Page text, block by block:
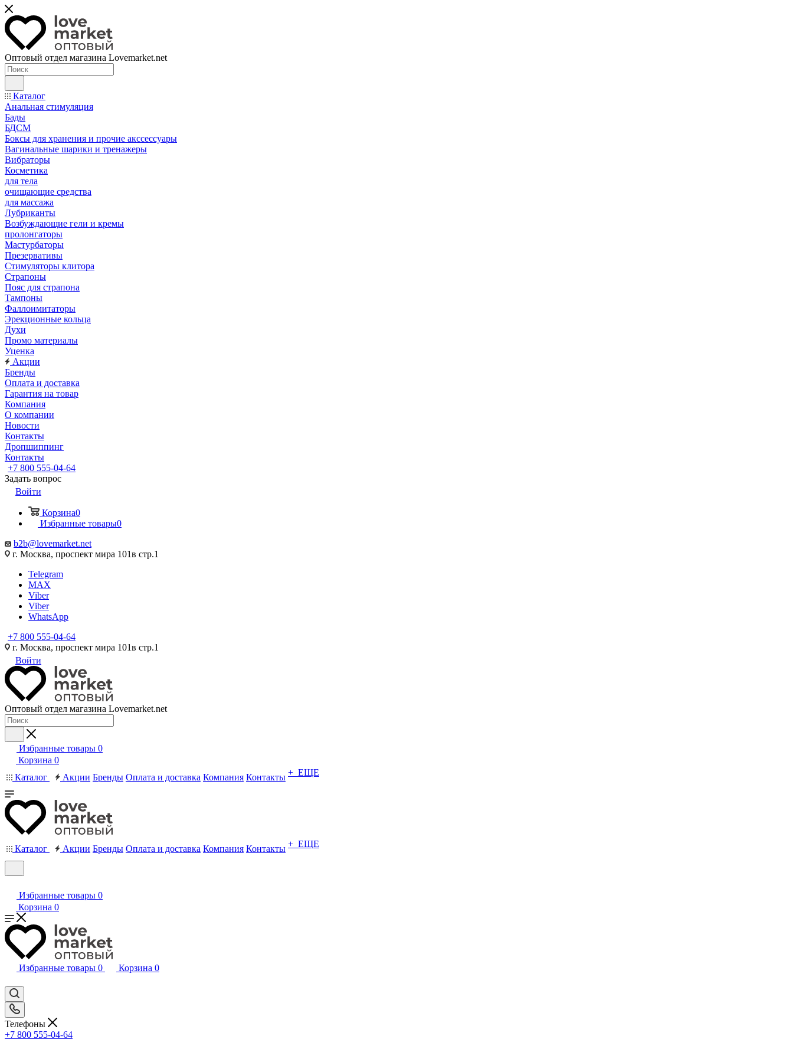
Оптовый отдел магазина Lovemarket.net
Каталог
Анальная стимуляция
Бады
БДСМ
Боксы для хранения и прочие акссессуары
Вагинальные шарики и тренажеры
Вибраторы
Косметика
для тела
очищающие средства
для массажа
Лубриканты
Возбуждающие гели и кремы
пролонгаторы
Мастурбаторы
Презервативы
Стимуляторы клитора
Страпоны
Пояс для страпона
Тампоны
Фаллоимитаторы
Эрекционные кольца
Духи
Промо материалы
Уценка
Акции
Бренды
Оплата и доставка
Гарантия на товар
Компания
О компании
Новости
Контакты
Дропшиппинг
Контакты
+7 800 555-04-64
Задать вопрос
Войти
Корзина0
Избранные товары0
b2b@lovemarket.net
г. Москва, проспект мира 101в стр.1
Telegram
MAX
Viber
Viber
WhatsApp
+7 800 555-04-64
г. Москва, проспект мира 101в стр.1
Войти
Оптовый отдел магазина Lovemarket.net
Избранные товары 0
Корзина 0
Каталог
Акции Бренды Оплата и доставка Компания Контакты + ЕЩЕ
Каталог Акции Бренды Оплата и доставка Компания Контакты + ЕЩЕ
Избранные товары 0
Корзина 0
Избранные товары 0 Корзина 0
Телефоны
+7 800 555-04-64